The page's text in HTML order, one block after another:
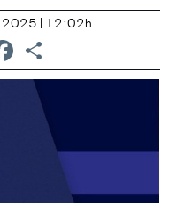
2025 | 12:02h
Facebook